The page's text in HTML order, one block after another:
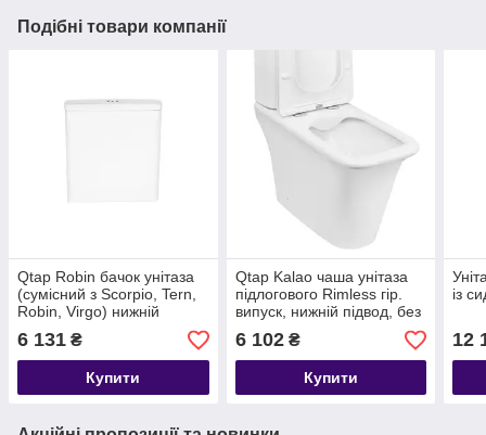
Подібні товари компанії
Qtap Robin бачок унітаза
(сумісний з Scorpio, Tern,
Robin, Virgo) нижній
підвод, (без чаші та
сидіння) 3
6 131 ₴
Купити
Qtap Kalao чаша унітаза
підлогового Rimless гір.
випуск, нижній підвод, без
сидіння 660х360х820m
WHITE
6 102₴
Купити
із
12